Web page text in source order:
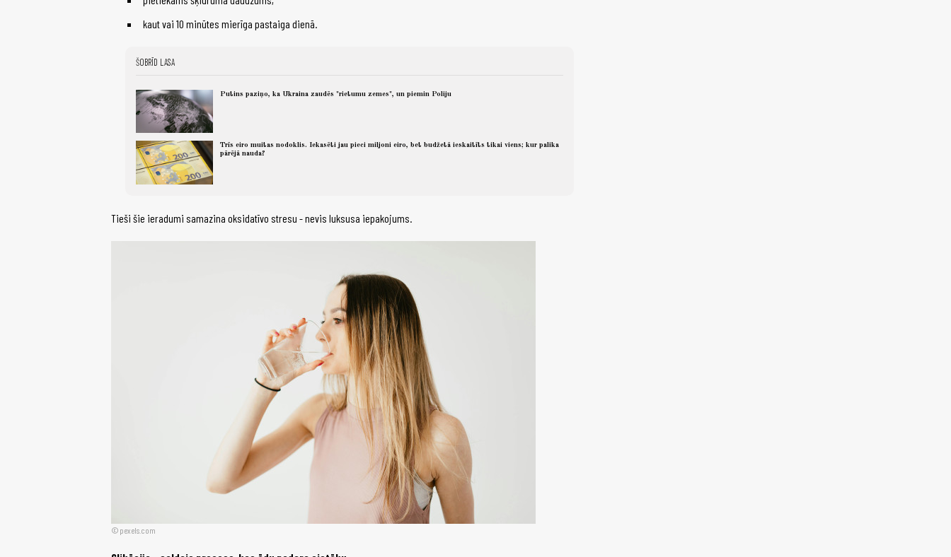
kaut vai 10 minūtes mierīga pastaiga dienā.
ŠOBRĪD LASA
Putins paziņo, ka Ukraina zaudēs "rietumu zemes", un piemin Poliju
Trīs eiro muitas nodoklis. Iekasēti jau pieci miljoni eiro, bet budžetā ieskaitīts tikai viens; kur palika
pārējā nauda?
Tieši šie ieradumi samazina oksidatīvo stresu - nevis luksusa iepakojums.
pexels.com